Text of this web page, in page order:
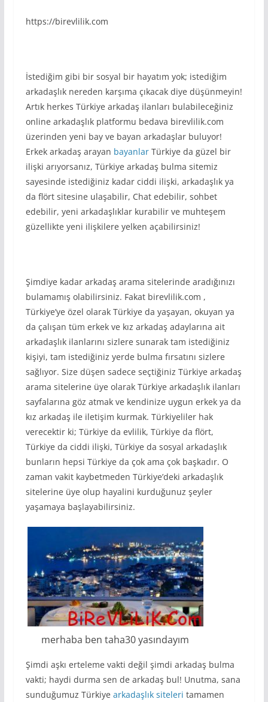
https://birevlilik.com
İstediğim gibi bir sosyal bir hayatım yok; istediğim
arkadaşlık nereden karşıma çıkacak diye düşünmeyin!
Artık herkes Türkiye arkadaş ilanları bulabileceğiniz
online arkadaşlık platformu bedava birevlilik.com
üzerinden yeni bay ve bayan arkadaşlar buluyor!
Erkek arkadaş arayan bayanlarTürkiye da güzel bir
ilişki arıyorsanız, Türkiye arkadaş bulma sitemiz
sayesinde istediğiniz kadar ciddi ilişki, arkadaşlık ya
da flört sitesine ulaşabilir, Chat edebilir, sohbet
edebilir, yeni arkadaşlıklar kurabilir ve muhteşem
güzellikte yeni ilişkilere yelken açabilirsiniz!
Şimdiye kadar arkadaş arama sitelerinde aradığınızı
bulamamış olabilirsiniz. Fakat birevlilik.com ,
Türkiye’ye özel olarak Türkiye da yaşayan, okuyan ya
da çalışan tüm erkek ve kız arkadaş adaylarına ait
arkadaşlık ilanlarını sizlere sunarak tam istediğiniz
kişiyi, tam istediğiniz yerde bulma fırsatını sizlere
sağlıyor. Size düşen sadece seçtiğiniz Türkiye arkadaş
arama sitelerine üye olarak Türkiye arkadaşlık ilanları
sayfalarına göz atmak ve kendinize uygun erkek ya da
kız arkadaş ile iletişim kurmak. Türkiyeliler hak
verecektir ki; Türkiye da evlilik, Türkiye da flört,
Türkiye da ciddi ilişki, Türkiye da sosyal arkadaşlık
bunların hepsi Türkiye da çok ama çok başkadır. O
zaman vakit kaybetmeden Türkiye’deki arkadaşlık
sitelerine üye olup hayalini kurduğunuz şeyler
yaşamaya başlayabilirsiniz.
merhaba ben taha30 yasındayım
Şimdi aşkı erteleme vakti değil şimdi arkadaş bulma
vakti; haydi durma sen de arkadaş bul! Unutma, sana
sunduğumuz Türkiye arkadaşlık siteleri tamamen